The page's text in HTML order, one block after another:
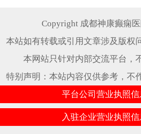
Copyright 成都神康癫痫
本站如有转载或引用文章涉及版权
本网站只针对内部交流平台，
特别声明：本站内容仅供参考，不
平台公司营业执照
入驻企业营业执照